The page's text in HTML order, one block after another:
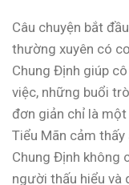
Câu chuyện bắt
thường xuyên có
Chung Định giúp
việc, những buổi
đơn giản chỉ là
Tiểu Mãn cảm thấy
Chung Định không
người thấu hiểu và